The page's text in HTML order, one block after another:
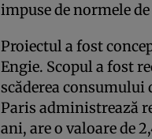
impuse de normele
Proiectul a fost
Engie. Scopul a fost
scăderea consumului
Paris administrează
ani, are o valoare de